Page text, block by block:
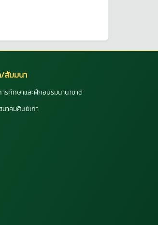
สัมมนา
รศึกษาและฝึกอบรมนานาชาติ
าคมศิษย์เก่า